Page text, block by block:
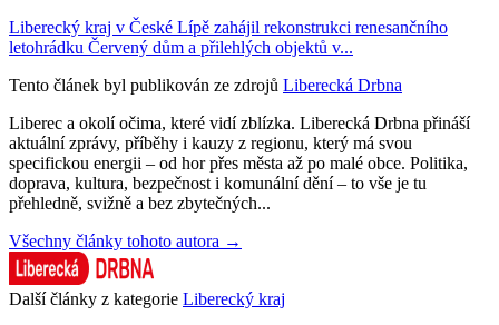
Liberecký kraj v České Lípě zahájil rekonstrukci renesančního
letohrádku Červený dům a přilehlých objektů v...
Tento článek byl publikován ze zdrojů Liberecká Drbna
Liberec a okolí očima, které vidí zblízka. Liberecká Drbna přináší
aktuální zprávy, příběhy i kauzy z regionu, který má svou
specifickou energii – od hor přes města až po malé obce. Politika,
doprava, kultura, bezpečnost i komunální dění – to vše je tu
přehledně, svižně a bez zbytečných...
Všechny články tohoto autora →
Další články z kategorie Liberecký kraj